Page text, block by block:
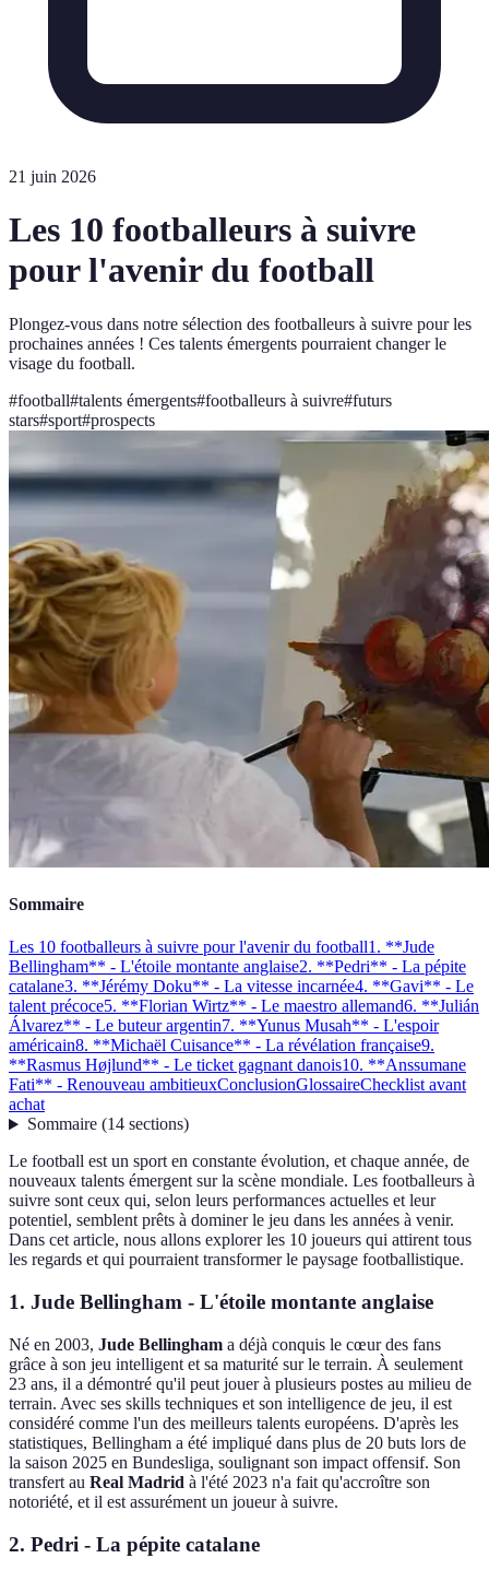
21 juin 2026
Les 10 footballeurs à suivre
pour l'avenir du football
Plongez-vous dans notre sélection des footballeurs à suivre pour les
prochaines années ! Ces talents émergents pourraient changer le
visage du football.
#football#talents émergents#footballeurs à suivre#futurs
stars#sport#prospects
Sommaire
Les 10 footballeurs à suivre pour l'avenir du football1. **Jude
Bellingham** - L'étoile montante anglaise2. **Pedri** - La pépite
catalane3. **Jérémy Doku** - La vitesse incarnée4. **Gavi** - Le
talent précoce5. **Florian Wirtz** - Le maestro allemand6. **Julián
Álvarez** - Le buteur argentin7. **Yunus Musah** - L'espoir
américain8. **Michaël Cuisance** - La révélation française9.
**Rasmus Højlund** - Le ticket gagnant danois10. **Anssumane
Fati** - Renouveau ambitieuxConclusionGlossaireChecklist avant
achat
Sommaire(14 sections)
Le football est un sport en constante évolution, et chaque année, de
nouveaux talents émergent sur la scène mondiale. Les footballeurs à
suivre sont ceux qui, selon leurs performances actuelles et leur
potentiel, semblent prêts à dominer le jeu dans les années à venir.
Dans cet article, nous allons explorer les 10 joueurs qui attirent tous
les regards et qui pourraient transformer le paysage footballistique.
1. Jude Bellingham - L'étoile montante anglaise
Né en 2003, Jude Bellingham a déjà conquis le cœur des fans
grâce à son jeu intelligent et sa maturité sur le terrain. À seulement
23 ans, il a démontré qu'il peut jouer à plusieurs postes au milieu de
terrain. Avec ses skills techniques et son intelligence de jeu, il est
considéré comme l'un des meilleurs talents européens. D'après les
statistiques, Bellingham a été impliqué dans plus de 20 buts lors de
la saison 2025 en Bundesliga, soulignant son impact offensif. Son
transfert au Real Madrid à l'été 2023 n'a fait qu'accroître son
notoriété, et il est assurément un joueur à suivre.
2. Pedri - La pépite catalane